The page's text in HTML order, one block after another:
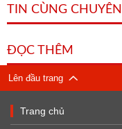
TIN CÙNG
ĐỌC THÊM
Lên đầu trang
Trang chủ